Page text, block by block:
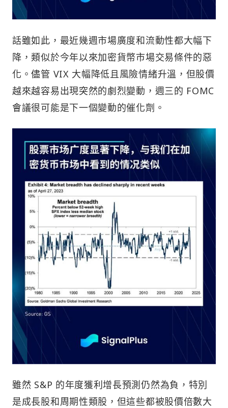
話雖如此，最近幾週市場廣度和流動性都大幅下
降，類似於今年以來加密貨幣市場交易條件的惡
化。儘管 VIX 大幅降低且風險情緒升溫，但股價
越來越容易出現突然的劇烈變動，週三的 FOMC
會議很可能是下一個變動的催化劑。
雖然 S&P 的年度獲利增長預測仍然為負，特別
是成長股和周期性類股，但這些都被股價倍數大